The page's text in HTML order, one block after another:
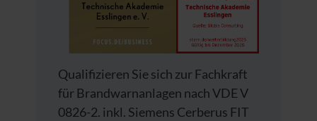
Qualifizieren Sie sich zur Fachkraft
für Brandwarnanlagen nach VDE V
0826-2. inkl. Siemens Cerberus FIT